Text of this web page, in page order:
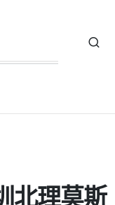
北理莫斯